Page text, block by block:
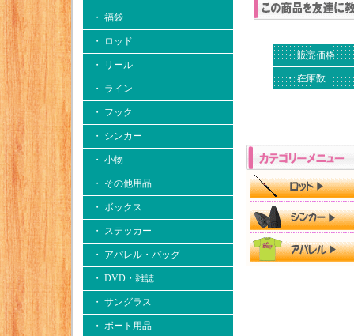
・ 福袋
・ ロッド
・ リール
・ ライン
・ フック
・ シンカー
・ 小物
・ その他用品
・ ボックス
・ ステッカー
・ アパレル・バッグ
・ DVD・雑誌
・ サングラス
・ ボート用品
・ 販売価格
・ 在庫数